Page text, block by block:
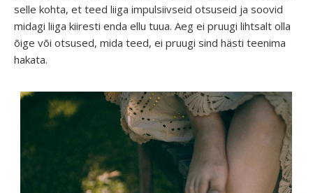
selle kohta, et teed liiga impulsiivseid otsuseid ja soovid
midagi liiga kiiresti enda ellu tuua. Aeg ei pruugi lihtsalt olla
õige või otsused, mida teed, ei pruugi sind hästi teenima
hakata.